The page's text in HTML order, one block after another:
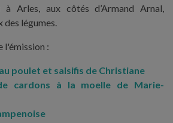
à Arles, aux côtés d’Armand Arnal,
des légumes.
l'émission :
poulet et salsifis de Christiane
cardons à la moelle de Marie-